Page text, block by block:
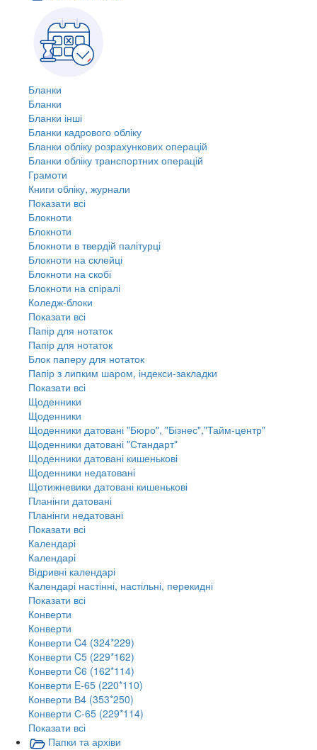
Бланки
Бланки
Бланки інші
Бланки кадрового обліку
Бланки обліку розрахункових операцій
Бланки обліку транспортних операцій
Грамоти
Книги обліку, журнали
Показати всі
Блокноти
Блокноти
Блокноти в твердій палітурці
Блокноти на склейці
Блокноти на скобі
Блокноти на спіралі
Коледж-блоки
Показати всі
Папір для нотаток
Папір для нотаток
Блок паперу для нотаток
Папір з липким шаром, індекси-закладки
Показати всі
Щоденники
Щоденники
Щоденники датовані "Бюро", "Бізнес","Тайм-центр"
Щоденники датовані "Стандарт"
Щоденники датовані кишенькові
Щоденники недатовані
Щотижневики датовані кишенькові
Планінги датовані
Планінги недатовані
Показати всі
Календарі
Календарі
Відривні календарі
Календарі настінні, настільні, перекидні
Показати всі
Конверти
Конверти
Конверти C4 (324*229)
Конверти C5 (229*162)
Конверти C6 (162*114)
Конверти E-65 (220*110)
Конверти В4 (353*250)
Конверти С-65 (229*114)
Показати всі
Папки та архіви